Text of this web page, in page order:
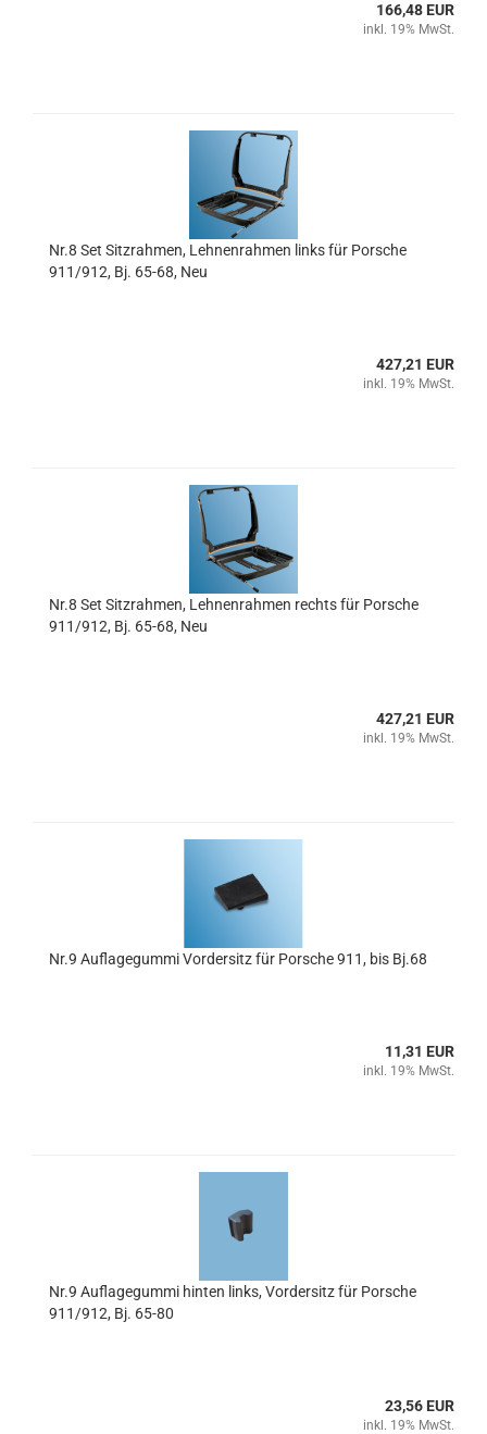
166,48 EUR
inkl. 19% MwSt.
Nr.8 Set Sitzrahmen, Lehnenrahmen links für Porsche
911/912, Bj. 65-68, Neu
427,21 EUR
inkl. 19% MwSt.
Nr.8 Set Sitzrahmen, Lehnenrahmen rechts für Porsche
911/912, Bj. 65-68, Neu
427,21 EUR
inkl. 19% MwSt.
Nr.9 Auflagegummi Vordersitz für Porsche 911, bis Bj.68
11,31 EUR
inkl. 19% MwSt.
Nr.9 Auflagegummi hinten links, Vordersitz für Porsche
911/912, Bj. 65-80
23,56 EUR
inkl. 19% MwSt.